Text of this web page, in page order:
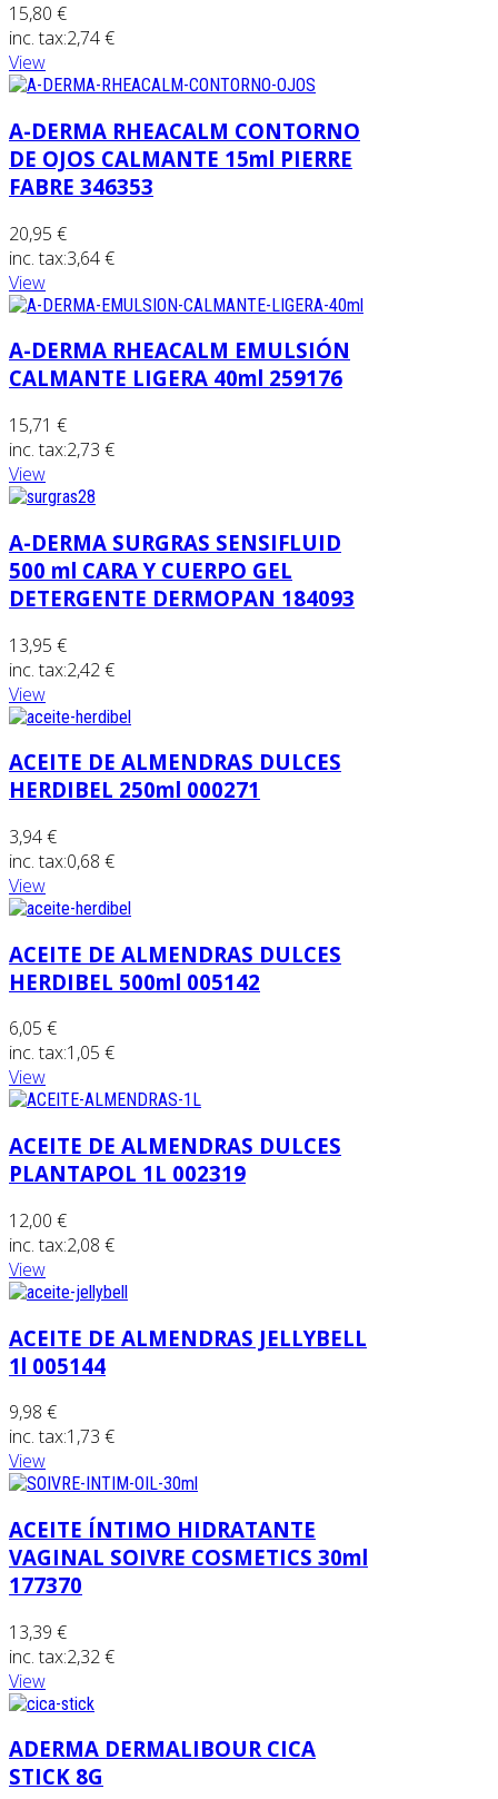
15,80 €
inc. tax:2,74 €
View
A-DERMA RHEACALM CONTORNO
DE OJOS CALMANTE 15ml PIERRE
FABRE 346353
20,95 €
inc. tax:3,64 €
View
A-DERMA RHEACALM EMULSIÓN
CALMANTE LIGERA 40ml 259176
15,71 €
inc. tax:2,73 €
View
A-DERMA SURGRAS SENSIFLUID
500 ml CARA Y CUERPO GEL
DETERGENTE DERMOPAN 184093
13,95 €
inc. tax:2,42 €
View
ACEITE DE ALMENDRAS DULCES
HERDIBEL 250ml 000271
3,94 €
inc. tax:0,68 €
View
ACEITE DE ALMENDRAS DULCES
HERDIBEL 500ml 005142
6,05 €
inc. tax:1,05 €
View
ACEITE DE ALMENDRAS DULCES
PLANTAPOL 1L 002319
12,00 €
inc. tax:2,08 €
View
ACEITE DE ALMENDRAS JELLYBELL
1l 005144
9,98 €
inc. tax:1,73 €
View
ACEITE ÍNTIMO HIDRATANTE
VAGINAL SOIVRE COSMETICS 30ml
177370
13,39 €
inc. tax:2,32 €
View
ADERMA DERMALIBOUR CICA
STICK 8G